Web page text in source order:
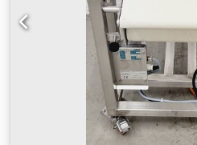
aprox.: 1200 x 500 x 1050 mm
Máquina usada, limpiada y
¡Disponemos de muchas más